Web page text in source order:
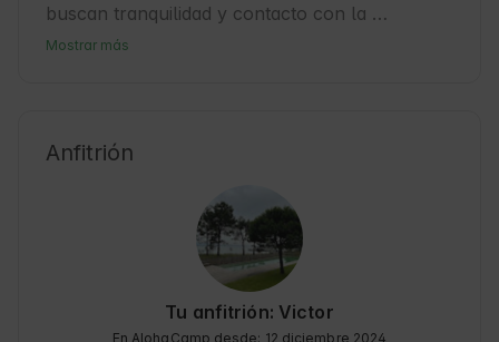
buscan tranquilidad y contacto con la
Naturaleza. Esta isla en la provincia de
explorar la costa gallega y disfrutar de la
amigable para el turismo sostenible, con
senderos y espacios naturales que invitan a la
aventura y al descanso. Además, la isla cuenta
con servicios básicos y un ambiente acogedor
para todos los Huéspedes.
Mostrar más
Anfitrión
Tu anfitrión: Victor
En AlohaCamp desde: 12 diciembre 2024